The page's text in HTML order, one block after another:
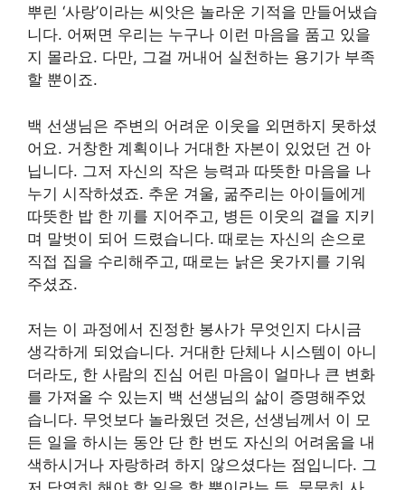
뿌린 ‘사랑’이라는 씨앗은 놀라운 기적을 만들어냈습
니다. 어쩌면 우리는 누구나 이런 마음을 품고 있을
지 몰라요. 다만, 그걸 꺼내어 실천하는 용기가 부족
할 뿐이죠.
백 선생님은 주변의 어려운 이웃을 외면하지 못하셨
어요. 거창한 계획이나 거대한 자본이 있었던 건 아
닙니다. 그저 자신의 작은 능력과 따뜻한 마음을 나
누기 시작하셨죠. 추운 겨울, 굶주리는 아이들에게
따뜻한 밥 한 끼를 지어주고, 병든 이웃의 곁을 지키
며 말벗이 되어 드렸습니다. 때로는 자신의 손으로
직접 집을 수리해주고, 때로는 낡은 옷가지를 기워
주셨죠.
저는 이 과정에서 진정한 봉사가 무엇인지 다시금
생각하게 되었습니다. 거대한 단체나 시스템이 아니
더라도, 한 사람의 진심 어린 마음이 얼마나 큰 변화
를 가져올 수 있는지 백 선생님의 삶이 증명해주었
습니다. 무엇보다 놀라웠던 것은, 선생님께서 이 모
든 일을 하시는 동안 단 한 번도 자신의 어려움을 내
색하시거나 자랑하려 하지 않으셨다는 점입니다. 그